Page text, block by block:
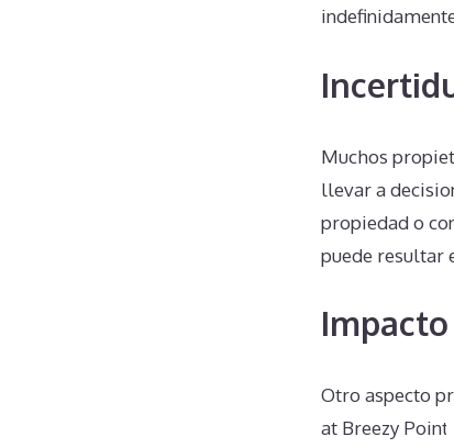
Muchos
llevar a
propiedad o
puede resultar
Otro aspecto
at Breezy